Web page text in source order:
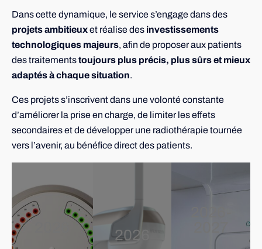
Dans cette dynamique, le service s’engage dans des
projets ambitieuxet réalise des investissements
technologiques majeurs, afin de proposer aux patients
des traitementstoujours plus précis, plus sûrs et mieux
adaptés à chaque situation.
Ces projets s’inscrivent dans une volonté constante
d’améliorer la prise en charge, de limiter les effets
secondaires et de développer une radiothérapie tournée
vers l’avenir, au bénéfice direct des patients.
2026